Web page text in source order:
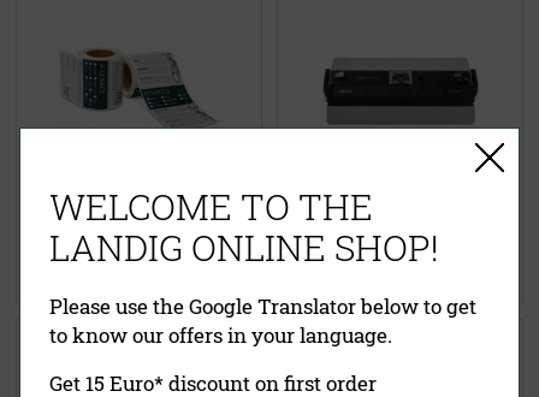
7,95 €
inklusive MwSt.exkl.
Versandkosten
319,00 €
inklusive MwSt.
Versandkosten
Vakuumiergerät V.300 Premium
Vakuumbeutel RS-Vac
WELCOME TO THE
LANDIG ONLINE SHOP!
Please use the Google Translator below to get
to know our offers in your language.
Get 15 Euro* discount on first order